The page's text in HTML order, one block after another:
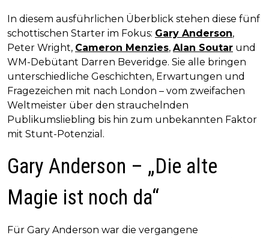
In diesem ausführlichen Überblick stehen diese fünf
schottischen Starter im Fokus: Gary Anderson,
Peter Wright, Cameron Menzies, Alan Soutar und
WM-Debütant Darren Beveridge. Sie alle bringen
unterschiedliche Geschichten, Erwartungen und
Fragezeichen mit nach London – vom zweifachen
Weltmeister über den strauchelnden
Publikumsliebling bis hin zum unbekannten Faktor
mit Stunt-Potenzial.
Gary Anderson – „Die alte
Magie ist noch da“
Für Gary Anderson war die vergangene